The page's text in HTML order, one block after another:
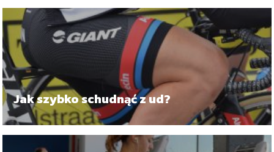
Jak szybko schudnąć z ud?